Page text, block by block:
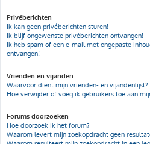
Privéberichten
Ik kan geen privéberichten sturen!
Ik blijf ongewenste privéberichten ontvangen!
Ik heb spam of een e-mail met ongepaste
ontvangen!
Vrienden en vijanden
Waarvoor dient mijn vrienden- en vijandenlijst?
Hoe verwijder of voeg ik gebruikers toe aan
Forums doorzoeken
Hoe doorzoek ik het forum?
Waarom levert mijn zoekopdracht geen